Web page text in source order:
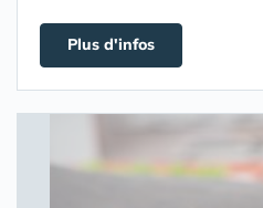
Plus d'infos